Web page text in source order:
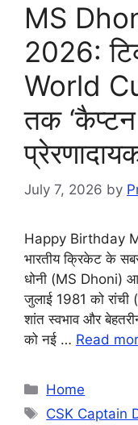
MS
2026:
World
तक
July 7, 2026 by
Happy Birthday
भारतीय क्रिकेट के
धोनी (MS Dhoni)
जुलाई 1981 को
शांत स्वभाव और
को नई … Read
Categories
Home
Tags
CSK Captain